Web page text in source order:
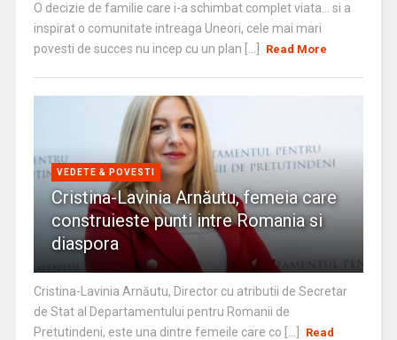
O decizie de familie care i-a schimbat complet viata… si a
inspirat o comunitate intreaga Uneori, cele mai mari
povesti de succes nu incep cu un plan [...]
Read More
VEDETE & POVESTI
Cristina-Lavinia Arnăutu, femeia care
construieste punti intre Romania si
diaspora
Cristina-Lavinia Arnăutu, Director cu atributii de Secretar
de Stat al Departamentului pentru Romanii de
Pretutindeni, este una dintre femeile care co [...]
Read